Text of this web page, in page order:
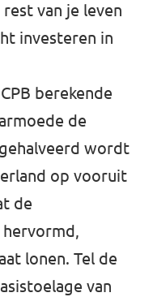
van je leven
investeren in
berekende
de
wordt
op vooruit
de
lonen. Tel de
van